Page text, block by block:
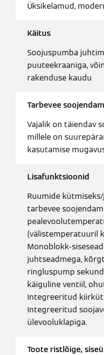
Üksikelamud,
Käitus
Soojuspumba
puuteekraaniga,
rakenduse kaudu
Tarbevee
Vajalik on täiendav
millele on
kasutamise
Lisafunktsioonid
Ruumide
tarbevee
(välistemperatuuril
Monoblokk-
juhtseadmega,
ringluspump
käiguline ventiil,
Integreeritud
Integreeritud
ülevooluklapiga.
Toote ristlõige,